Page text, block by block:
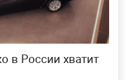
в России хватит